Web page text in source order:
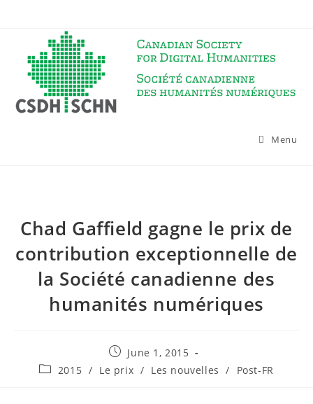
Menu
Chad Gaffield gagne le prix de
contribution exceptionnelle de
la Société canadienne des
humanités numériques
Post
published:
June 1, 2015
Post2015 / Le prix / Les nouvelles / Post-FR